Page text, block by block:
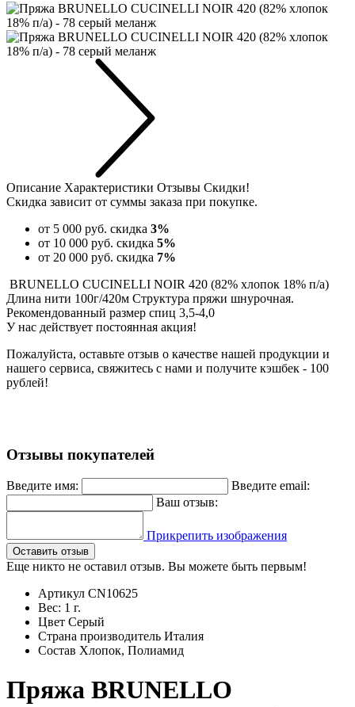
Описание Характеристики Отзывы Скидки!
Скидка зависит от суммы заказа при покупке.
от 5 000 руб. скидка 3%
от 10 000 руб. скидка 5%
от 20 000 руб. скидка 7%
BRUNELLO CUCINELLI NOIR 420 (82% хлопок 18% п/а)
Длина нити 100г/420м Структура пряжи шнурочная.
Рекомендованный размер спиц 3,5-4,0
У нас действует постоянная акция!
Пожалуйста, оставьте отзыв о качестве нашей продукции и
нашего сервиса, свяжитесь с нами и получите кэшбек - 100
рублей!
Отзывы покупателей
Введите имя:
Введите email:
Ваш отзыв:
Прикрепить изображения
Оставить отзыв
Еще никто не оставил отзыв. Вы можете быть первым!
Артикул CN10625
Вес: 1 г.
Цвет Серый
Страна производитель Италия
Состав Хлопок, Полиамид
Пряжа BRUNELLO